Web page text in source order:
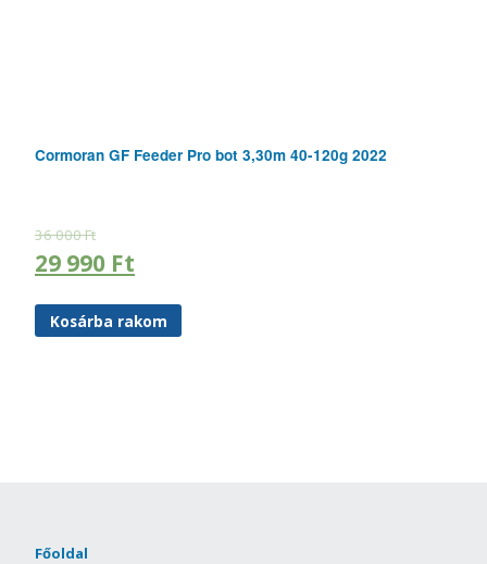
Cormoran GF Feeder Pro bot 3,30m 40-120g 2022
36 000Ft
29 990 Ft
Kosárba rakom
Főoldal